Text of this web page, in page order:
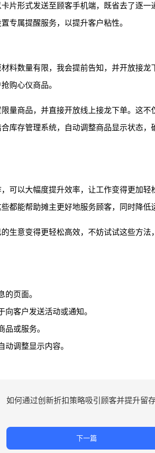
片形式发送至顾客手机端，既省去了逐一
专属提醒服务，以提升客户粘性。
料数量有限，我会提前告知，并开放接龙
购心仪商品。
量商品，并直接开放线上接龙下单。这不
库存管理系统，自动调整商品显示状态，
可以大幅度提升效率，让工作变得更加轻
都能帮助摊主更好地服务顾客，同时降低
生意变得更轻松高效，不妨试试这些方法
页面。
客户发送活动或通知。
或服务。
调整显示内容。
如何通过创新折扣策略吸引顾客并提升留
下一篇